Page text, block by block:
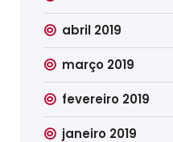
abril 2019
março 2019
fevereiro 2019
janeiro 2019